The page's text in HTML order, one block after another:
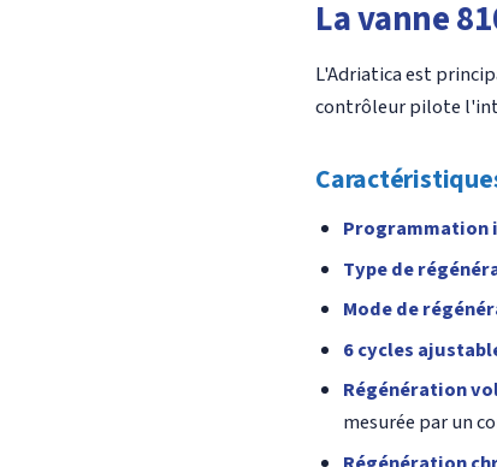
La vanne
L'Adriatica est
contrôleur pilote
Type de
Mode de
6 cycles
Régénération
mesurée par un